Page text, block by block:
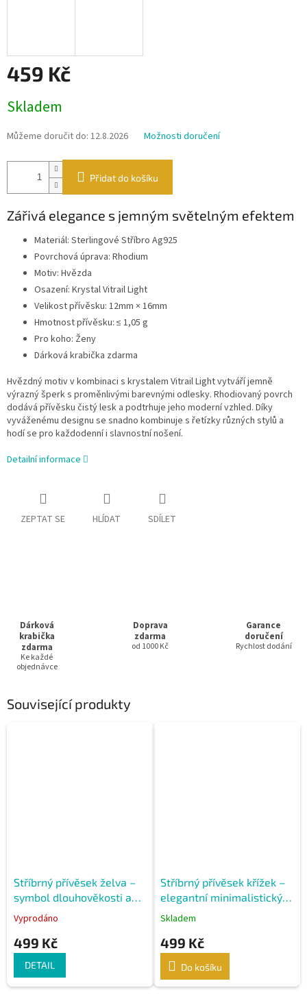
459 Kč
cena:
Skladem
Můžeme doručit do: 12.8.2026 Možnosti doručení
Přidat do košíku
Zářivá elegance s jemným světelným efektem
Materiál: Sterlingové Stříbro Ag925
Povrchová úprava: Rhodium
Motiv: Hvězda
Osazení: Krystal Vitrail Light
Velikost přívěsku: 12mm × 16mm
Hmotnost přívěsku: ≤ 1,05 g
Pro koho: Ženy
Dárková krabička zdarma
Hvězdný motiv v kombinaci s krystalem Vitrail Light vytváří jemně
výrazný šperk s proměnlivými barevnými odlesky. Rhodiovaný povrch
dodává přívěsku čistý lesk a podtrhuje jeho moderní vzhled. Díky
vyváženému designu se snadno kombinuje s řetízky různých stylů a
hodí se pro každodenní i slavnostní nošení.
Detailní informace
ZEPTAT SE HLÍDAT SDÍLET
Dárková
krabička
zdarma
Ke každé
objednávce
Doprava
zdarma
od 1000 Kč
Garance
doručení
Rychlost dodání
Související produkty
Stříbrný přívěsek želva –
symbol dlouhověkosti a
ochrany
Vyprodáno
499 Kč
DETAIL
Stříbrný přívěsek křížek –
elegantní minimalistický
šperk
Skladem
499 Kč
Do košíku